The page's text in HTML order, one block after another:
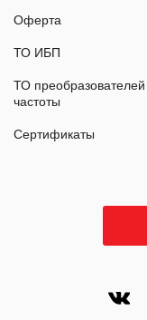
Оферта
ТО ИБП
ТО преобразователей
частоты
Сертификаты